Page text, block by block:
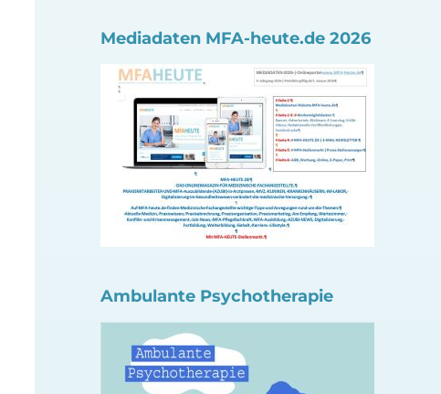
Mediadaten MFA-heute.de 2026
Ambulante Psychotherapie